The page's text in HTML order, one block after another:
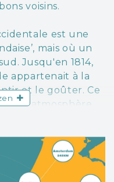
voisins.
est une
mais où un
Jusqu'en 1814,
appartenait à la
et le goûter. Ce
une atmosphère
offre le
Une histoire
et villages